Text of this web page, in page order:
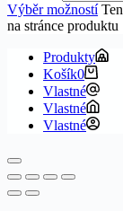
Výběr možností
na stránce produktu
Produkty
Košík0
Vlastné
Vlastné
Vlastné